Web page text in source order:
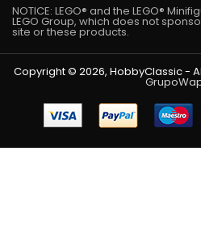
NOTICE: LEGO® and the LEGO®
LEGO Group, which does not
site or these products.
Copyright © 2026, HobbyClassic -